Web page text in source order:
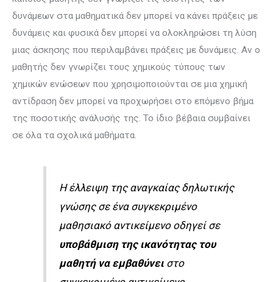
δυνάμεων στα μαθηματικά δεν μπορεί να κάνει πράξεις με
δυνάμεις και φυσικά δεν μπορεί να ολοκληρώσει τη λύση
μιας άσκησης που περιλαμβάνει πράξεις με δυνάμεις. Αν ο
μαθητής δεν γνωρίζει τους χημικούς τύπους των
χημικών ενώσεων που χρησιμοποιούνται σε μια χημική
αντίδραση δεν μπορεί να προχωρήσει στο επόμενο βήμα
της ποσοτικής ανάλυσής της. Το ίδιο βέβαια συμβαίνει
σε όλα τα σχολικά μαθήματα.
Η έλλειψη της αναγκαίας δηλωτικής
γνώσης σε ένα συγκεκριμένο
μαθησιακό αντικείμενο οδηγεί σε
υποβάθμιση της ικανότητας του
μαθητή να εμβαθύνειστο